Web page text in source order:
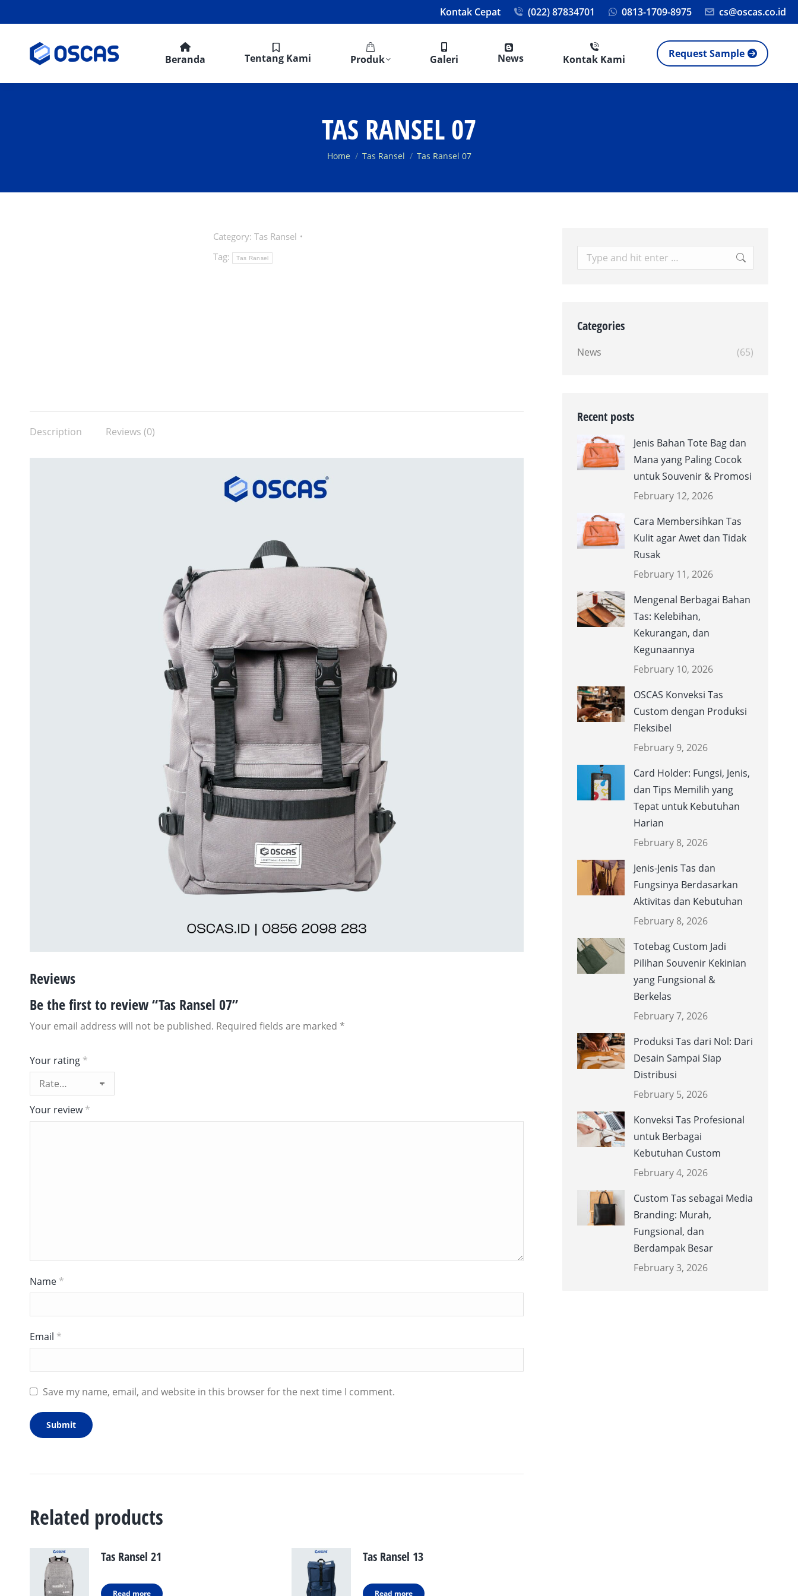
Kontak Cepat (022) 87834701 0813-1709-8975 cs@oscas.co.id
Beranda Tentang Kami Produk Galeri News Kontak Kami Request Sample
TAS RANSEL 07
You are here:
Home Tas Ransel Tas Ransel 07
Category:Tas Ransel
Tag:
Tas Ransel
Description Reviews (0)
Reviews
Be the first to review “Tas Ransel 07”
Your email address will not be published. Required fields are marked *
Your rating *
Your review*
Name *
Email *
Save my name, email, and website in this browser for the next time I comment.
Related products
Tas Ransel 21
Read more
Tas Ransel 13
Read more
Search:
Categories
News (65)
Recent posts
Jenis Bahan Tote Bag dan
Mana yang Paling Cocok
untuk Souvenir & Promosi
February 12, 2026
Cara Membersihkan Tas
Kulit agar Awet dan Tidak
Rusak
February 11, 2026
Mengenal Berbagai Bahan
Tas: Kelebihan,
Kekurangan, dan
Kegunaannya
February 10, 2026
OSCAS Konveksi Tas
Custom dengan Produksi
Fleksibel
February 9, 2026
Card Holder: Fungsi, Jenis,
dan Tips Memilih yang
Tepat untuk Kebutuhan
Harian
February 8, 2026
Jenis-Jenis Tas dan
Fungsinya Berdasarkan
Aktivitas dan Kebutuhan
February 8, 2026
Totebag Custom Jadi
Pilihan Souvenir Kekinian
yang Fungsional &
Berkelas
February 7, 2026
Produksi Tas dari Nol: Dari
Desain Sampai Siap
Distribusi
February 5, 2026
Konveksi Tas Profesional
untuk Berbagai
Kebutuhan Custom
February 4, 2026
Custom Tas sebagai Media
Branding: Murah,
Fungsional, dan
Berdampak Besar
February 3, 2026